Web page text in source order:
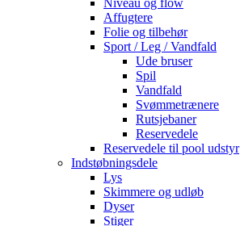
Niveau og flow
Affugtere
Folie og tilbehør
Sport / Leg / Vandfald
Ude bruser
Spil
Vandfald
Svømmetrænere
Rutsjebaner
Reservedele
Reservedele til pool udstyr
Indstøbningsdele
Lys
Skimmere og udløb
Dyser
Stiger